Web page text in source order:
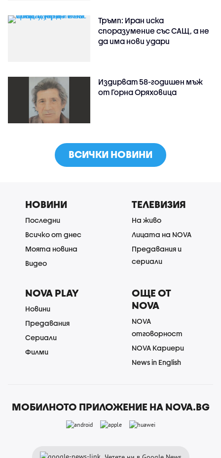
Тръмп: Иран иска
споразумение със САЩ, а не
да има нови удари
Издирват 58-годишен мъж
от Горна Оряховица
ВСИЧКИ НОВИНИ
НОВИНИ
Последни
Всичко от днес
Моята новина
Видео
ТЕЛЕВИЗИЯ
На живо
Лицата на NOVA
Предавания и
сериали
NOVA PLAY
Новини
Предавания
Сериали
Филми
ОЩЕ ОТ
NOVA
NOVA
отговорност
NOVA Кариери
News in English
МОБИЛНОТО ПРИЛОЖЕНИЕ НА NOVA.BG